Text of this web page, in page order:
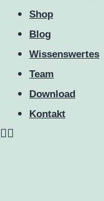
Shop
Blog
Wissenswertes
Team
Download
Kontakt